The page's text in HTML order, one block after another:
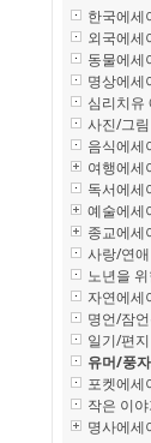
한국에세
외국에세
동물에세
명상에세
심리치유
사진/그
음식에세
여행에세
독서에세
예술에세
종교에세
사랑/연
노년을
자연에세
명언/잠
일기/편지
유머/풍
포켓에세
작은 이
명사에세